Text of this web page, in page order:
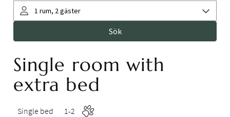
Single room with
extra bed
Single bed 1-2